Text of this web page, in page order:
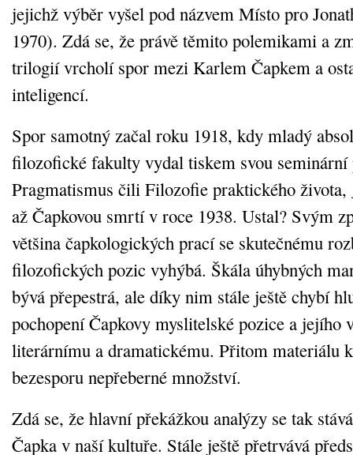
jejichž výběr vyšel pod názvem Místo pro
1970). Zdá se, že právě těmito polemikami a
trilogií vrcholí spor mezi Karlem Čapkem a
inteligencí.
Spor samotný začal roku 1918, kdy mladý
filozofické fakulty vydal tiskem svou seminární
Pragmatismus čili Filozofie praktického života,
až Čapkovou smrtí v roce 1938. Ustal? Svým
většina čapkologických prací se skutečnému
filozofických pozic vyhýbá. Škála úhybných
bývá přepestrá, ale díky nim stále ještě chybí
pochopení Čapkovy myslitelské pozice a jejího
literárnímu a dramatickému. Přitom materiálu
bezesporu nepřeberné množství.
Zdá se, že hlavní překážkou analýzy se tak
Čapka v naší kultuře. Stále ještě přetrvává